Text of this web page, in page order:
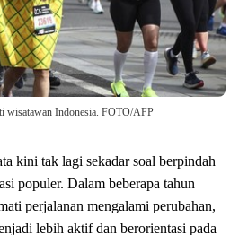
wisatawan Indonesia. FOTO/AFP
kini tak lagi sekadar soal berpindah
populer. Dalam beberapa tahun
perjalanan mengalami perubahan,
lebih aktif dan berorientasi pada